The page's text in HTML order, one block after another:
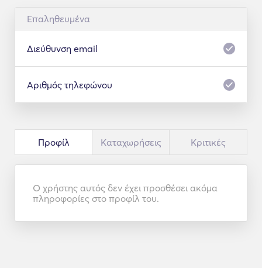
Επαληθευμένα
Διεύθυνση email
Αριθμός τηλεφώνου
Προφίλ Kαταχωρήσεις Κριτικές
Ο χρήστης αυτός δεν έχει προσθέσει ακόμα
πληροφορίες στο προφίλ του.